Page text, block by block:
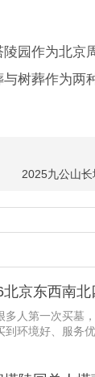
园作为北京
树葬作为两
2025九公山
京东西南
人第一次买墓
环境好、服务